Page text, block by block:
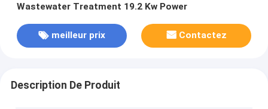
Wastewater Treatment 19.2 Kw Power
meilleur prix Contactez
Description De Produit